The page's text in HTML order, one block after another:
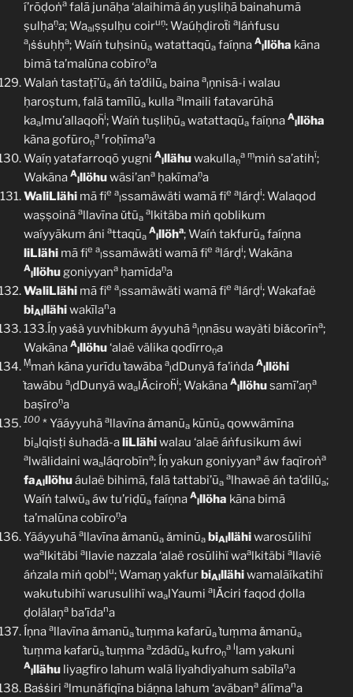
í’rōḍoṅa falā junāḥa ‘alaihimã áṇ yuṣliḥā bainahumā
ṣulḥaṇa; Waalṣṣulḥu coiruṇ: Waúḥḍiroẗi aláṅfusu
a
lṡṡuḥḥa; Waíṅ tuḥsinūa watattaqūa faíṇna A
lllöha kāna
bimā ta’malūna cobīroṇa
Walaṅ tastaṭī’ũa áṅ ta’dilūa baina a
lṇnisã-i walau
ḥaroṣtum, falā tamīlūa kulla almaili fatavarūhā
kaalmu’allaqoḧi; Waíṅ tuṣliḥūa watattaqūa faíṇna A
lllöha
kāna gofūroṇ
a rroḥīmaṇa
Waíṇ yatafarroqō yugni A
lllähuwakullaṇ
a ṃmiṅ sa’atihï;
Wakāna A
lllöhuwäsi’ana ḥakīmaṇa
WaliLlähi mā fie a
lssamäwäti wamā fie alárḍi: Walaqod
waṣṣoinā allavīna ǔtūa
alkitäba miṅ qoblikum
waíyyākum áni attaqūa
A
lllöha; Waíṅ takfurūa faíṇna
liLlähi mā fie a
lssamäwäti wamā fie alárḍi; Wakāna
A
lllöhugoniyyana ḥamīdaṇa
WaliLlähi mā fie a
lssamäwäti wamā fie alárḍi; Wakafaë
biAlllähiwakīlana
133.Íṇ yaṡà yuvhibkum áyyuhā a
lṇnāsu wayàti biǎcorīna;
Wakāna A
lllöhu‘alaë välika qodīrroṇa
Ṃmaṅ kāna yurīdu ṫawāba a
ldDunyā fa’iṅda A
lllöhi
ṫawābu a
ldDunyā waalǍciroḧi; Wakāna A
lllöhusamī’aņa
baṣīroṇa
100 * Yãáyyuhā allavīna ǎmanūa kūnūa qowwämīna
bialqisṭi ṡuhadã-aliLlähiwalau ‘alaẽ áṅfusikum áwi
alwälidaini waaláqrobīna; Íṇ yakun goniyyana áw faqīroṅa
faAlllöhuáulaë bihimā, falā tattabi’ūa
alhawaẽ áṅ ta’dilūa;
Waíṅ talwũa áw tu’riḍūa faíṇna A
lllöha kāna bimā
ta’malūna cobīroṇa
Yãáyyuhā allavīna ǎmanũa ǎminūa biAlllähiwarosūlihï
waalkitäbi allavie nazzala ‘alaë rosūlihï waalkitäbi allaviẽ
áṅzala miṅ qoblu; Wamaṇ yakfurbiAlllähiwamalãíkatihï
wakutubihï warusulihï waalYaumi alǍciri faqod ḍolla
ḍolälaņa ba’īdana
Íṇna allavīna ǎmanūaṫuṃma kafarūaṫuṃma ǎmanūa
ṫuṃma kafarūaṫuṃma azdādūa kufroṇ
a llam yakuni
A
lllähu liyagfiro lahum walā liyahdiyahum sabīlaņa
Baṡṡiri almunäfiqīna biáṇna lahum ‘avābana álīmana